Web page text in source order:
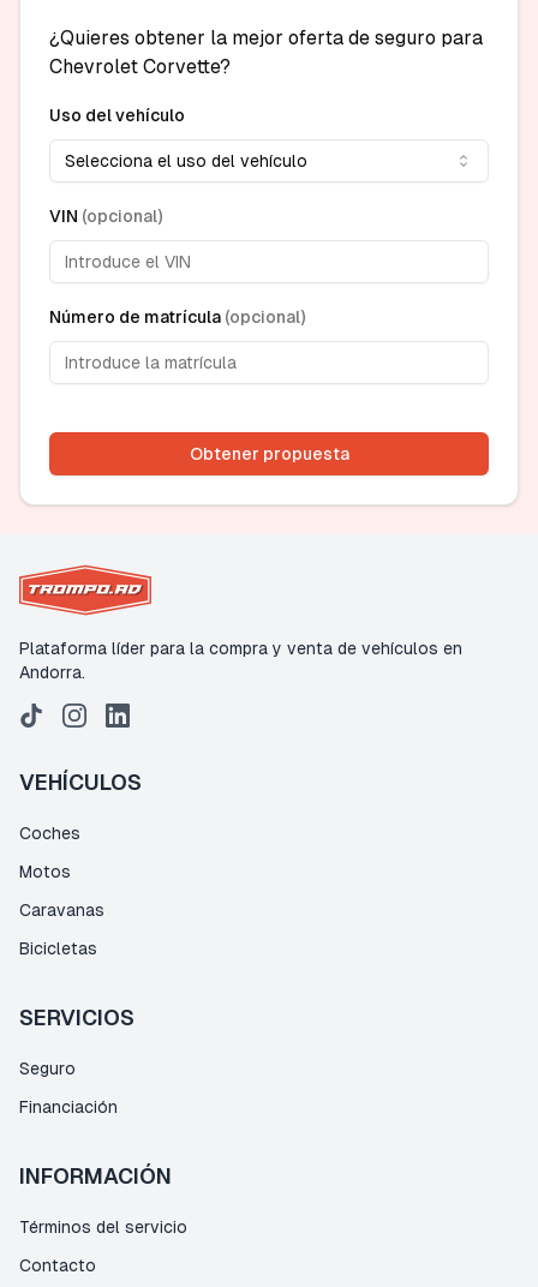
¿Quieres obtener la mejor oferta de seguro para
Chevrolet Corvette?
Uso del vehículo
Selecciona el uso del vehículo
VIN (opcional)
Número de matrícula (opcional)
Obtener propuesta
Plataforma líder para la compra y venta de vehículos en
Andorra.
VEHÍCULOS
Coches
Motos
Caravanas
Bicicletas
SERVICIOS
Seguro
Financiación
INFORMACIÓN
Términos del servicio
Contacto